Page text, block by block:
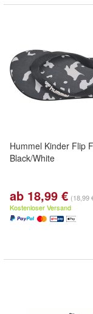
Hummel Kinder Flip
Black/White
ab 18,99 € (18,99
Kostenloser Versand